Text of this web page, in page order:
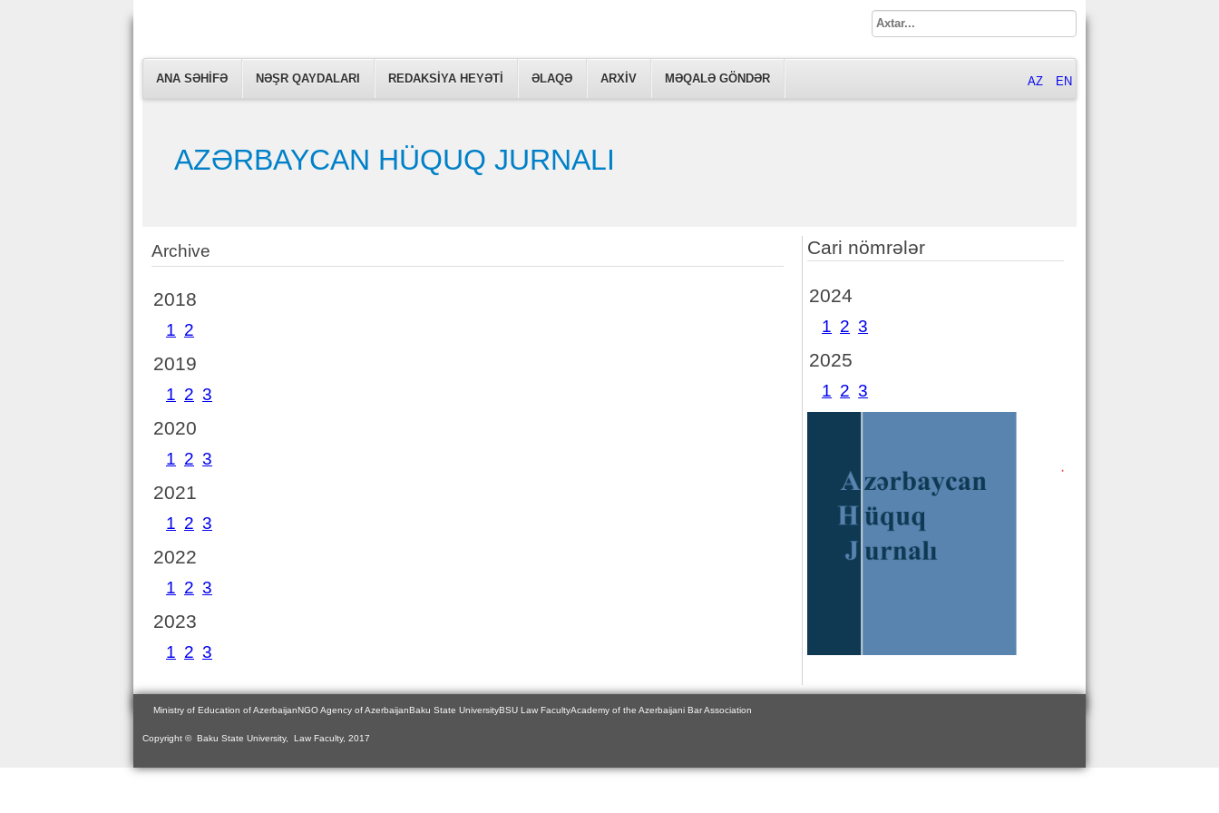
AZƏRBAYCAN HÜQUQ JURNALI
ARCHIVE SUBMIT ARTICLE
ANA SƏHIFƏ NƏŞR QAYDALARI REDAKSİYA HEYƏTİ ƏLAQƏ ARXIV MƏQALƏ GÖNDƏR AZ EN
Archive
2018
1 2
2019
1 2 3
2020
1 2 3
2021
1 2 3
2022
1 2 3
2023
1 2 3
Cari nömrələr
2024
1 2 3
2025
1 2 3
Ministry of Education of AzerbaijanNGO Agency of AzerbaijanBaku State UniversityBSU Law FacultyAcademy of the Azerbaijani Bar Association
Copyright © Baku State University, Law Faculty, 2017